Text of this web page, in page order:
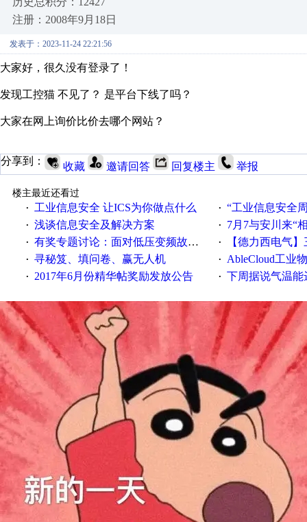
注册：2008年9月18日
发表于：2023-11-24 22:21:56
大家好，很久没有登录了！
发现工控猫 不见了？ 是平台下线了吗？
大家在网上询价比价去哪个网站？
分享到： 收藏 邀请回答 回复楼主 举报
楼主最近还看过
·
工业信息安全 让ICS为你做点什么 · “工业信息安全周之我见”
· 浅谈信息安全及解决方案 · 7月7与安川来“
· 有奖专题讨论：面对低压变频故障，老手是这样解决的！ · 【德力西电气】三
· 寻秘笈、填问卷、赢无人机 · AbleCloud工业物联
· 2017年6月份精华帖奖励发放公告 · 下周据说气温能